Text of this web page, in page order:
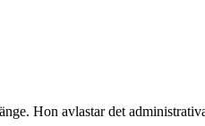
Hon avlastar det